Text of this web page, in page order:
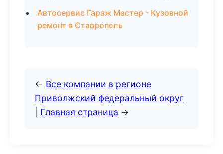
Автосервис Гараж Мастер - Кузовной
ремонт в Ставрополь
← Все компании в регионе
Приволжский федеральный округ
Главная страница →